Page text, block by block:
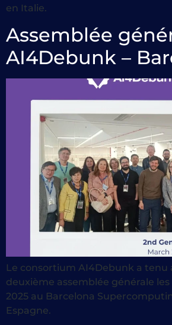
en Italie.
Assemblée
AI4Debunk –
Le consortium AI4Debunk a tenu
deuxième assemblée générale les
2025 au Barcelona
Espagne.